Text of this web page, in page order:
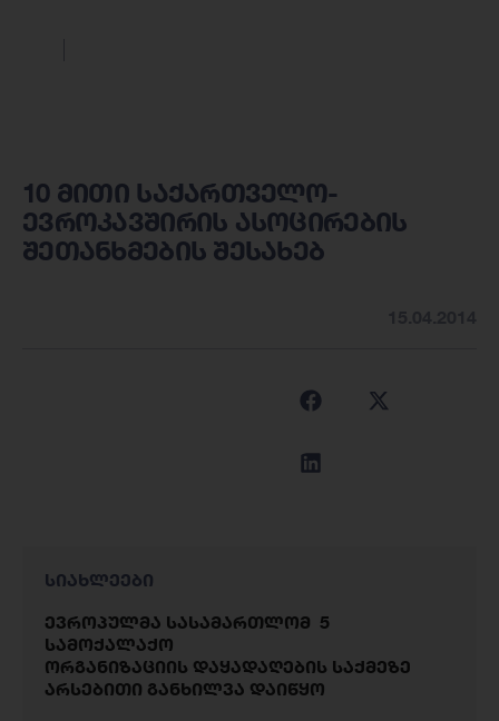
10 მითი საქართველო-
ევროკავშირის ასოცირების
შეთანხმების შესახებ
სიახლეები
ევროპულმა სასამართლომ 5
სამოქალაქო
ორგანიზაციის დაყადაღების საქმეზე
არსებითი განხილვა დაიწყო